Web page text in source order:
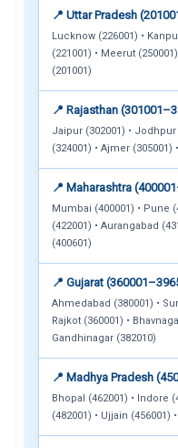
📍 Uttar Pradesh
Lucknow (226001) •
(221001) • Meerut
(201001)
📍 Rajasthan
Jaipur (302001) • Jodhpur
(324001) • Ajmer (305001)
📍 Maharashtra
Mumbai (400001) • Pune
(422001) • Aurangabad
(400601)
📍 Gujarat
Ahmedabad (380001) •
Rajkot (360001) •
Gandhinagar (382010)
📍 Madhya Pradesh
Bhopal (462001) • Indore
(482001) • Ujjain (456001)